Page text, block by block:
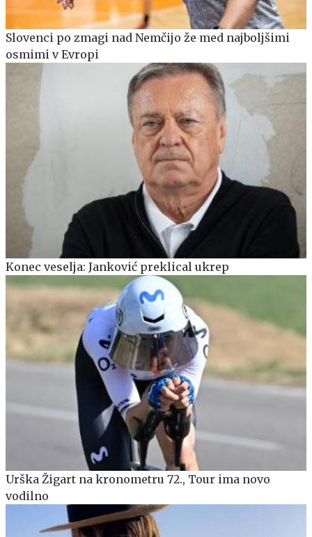
Slovenci po zmagi nad Nemčijo že med najboljšimi
osmimi v Evropi
Konec veselja: Janković preklical ukrep
Urška Žigart na kronometru 72., Tour ima novo
vodilno